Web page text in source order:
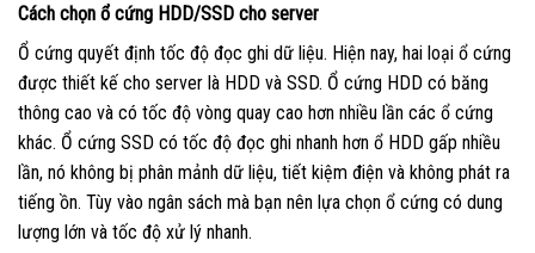
Cách chọn ổ cứng HDD/SSD cho server
Ổ cứng quyết định tốc độ đọc ghi dữ liệu. Hiện nay, hai loại ổ cứng
được thiết kế cho server là HDD và SSD. Ổ cứng HDD có băng
thông cao và có tốc độ vòng quay cao hơn nhiều lần các ổ cứng
khác. Ổ cứng SSD có tốc độ đọc ghi nhanh hơn ổ HDD gấp nhiều
lần, nó không bị phân mảnh dữ liệu, tiết kiệm điện và không phát ra
tiếng ồn. Tùy vào ngân sách mà bạn nên lựa chọn ổ cứng có dung
lượng lớn và tốc độ xử lý nhanh.